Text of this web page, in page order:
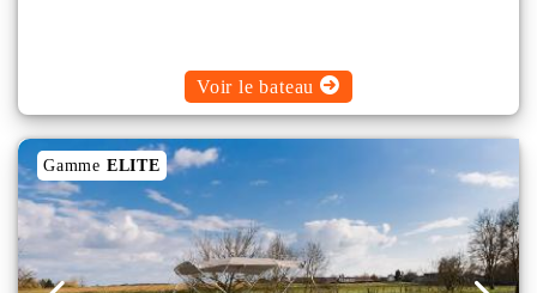
Voir le bateau
Gamme ELITE